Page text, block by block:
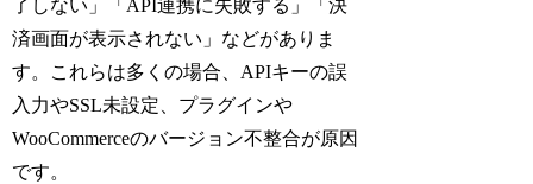
了しない」「API連携に失敗する」「決
済画面が表示されない」などがありま
す。これらは多くの場合、APIキーの誤
入力やSSL未設定、プラグインや
WooCommerceのバージョン不整合が原因
です。